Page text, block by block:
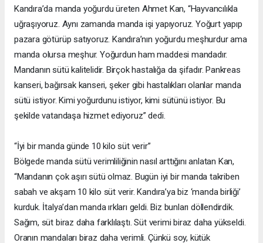
Kandıra’da manda yoğurdu üreten Ahmet Kan, “Hayvancılıkla
uğraşıyoruz. Aynı zamanda manda işi yapıyoruz. Yoğurt yapıp
pazara götürüp satıyoruz. Kandıra’nın yoğurdu meşhurdur ama
manda olursa meşhur. Yoğurdun ham maddesi mandadır.
Mandanın sütü kalitelidir. Birçok hastalığa da şifadır. Pankreas
kanseri, bağırsak kanseri, şeker gibi hastalıkları olanlar manda
sütü istiyor. Kimi yoğurdunu istiyor, kimi sütünü istiyor. Bu
şekilde vatandaşa hizmet ediyoruz” dedi.
“İyi bir manda günde 10 kilo süt verir”
Bölgede manda sütü verimliliğinin nasıl arttığını anlatan Kan,
“Mandanın çok aşırı sütü olmaz. Bugün iyi bir manda takriben
sabah ve akşam 10 kilo süt verir. Kandıra’ya biz ‘manda birliği’
kurduk. İtalya’dan manda ırkları geldi. Biz bunları döllendirdik.
Sağım, süt biraz daha farklılaştı. Süt verimi biraz daha yükseldi.
Oranın mandaları biraz daha verimli. Çünkü soy, kütük